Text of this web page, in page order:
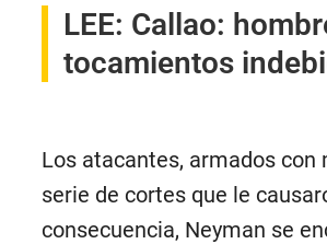
LEE: Callao:
tocamientos
Los atacantes, armados con
serie de cortes que le
consecuencia, Neyman se